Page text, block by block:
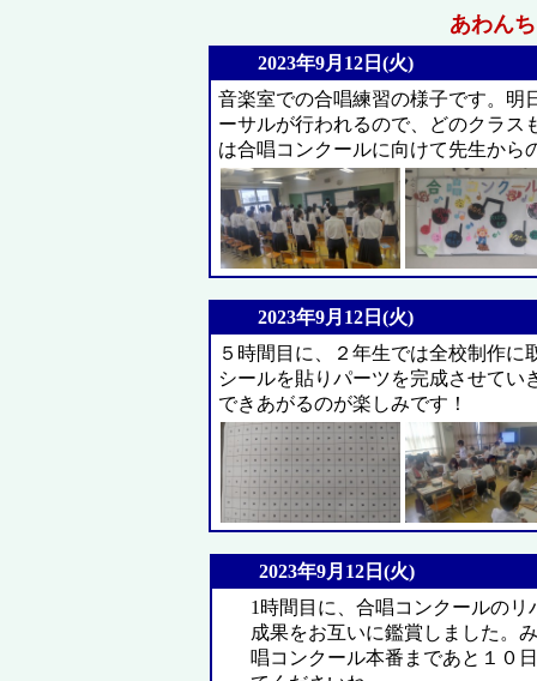
あわん
2023年9月12日(火)
音楽室での合唱練習の様子です。明
ーサルが行われるので、どのクラス
は合唱コンクールに向けて先生から
2023年9月12日(火)
５時間目に、２年生では全校制作
シールを貼りパーツを完成させてい
できあがるのが楽しみです！
2023年9月12日(火)
1時間目に、合唱コンクールの
成果をお互いに鑑賞しました。
唱コンクール本番まであと１０